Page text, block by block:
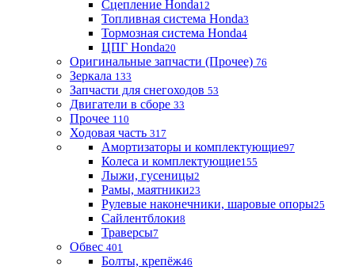
Сцепление Honda12
Топливная система Honda3
Тормозная система Honda4
ЦПГ Honda20
Оригинальные запчасти (Прочее) 76
Зеркала 133
Запчасти для снегоходов 53
Двигатели в сборе 33
Прочее 110
Ходовая часть 317
Амортизаторы и комплектующие97
Колеса и комплектующие155
Лыжи, гусеницы2
Рамы, маятники23
Рулевые наконечники, шаровые опоры25
Сайлентблоки8
Траверсы7
Обвес 401
Болты, крепёж46